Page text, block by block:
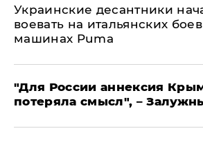
Украинские десантники
воевать на итальянских
машинах Puma
"Для России аннексия
потеряла смысл", –